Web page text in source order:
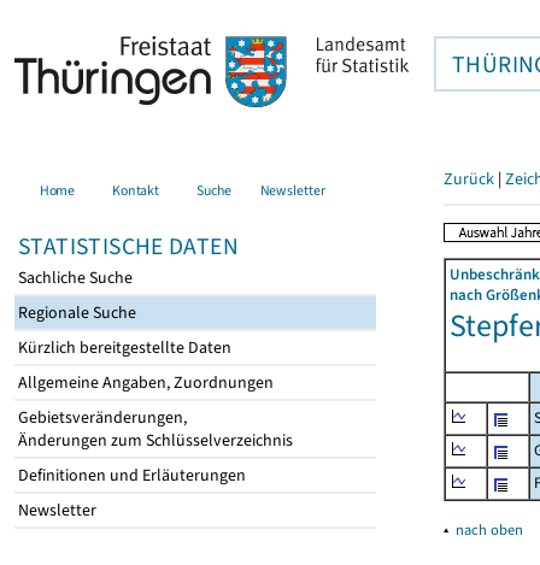
Home Kontakt Suche Newsletter
STATISTISCHE DATEN
Sachliche Suche
Regionale Suche
Kürzlich bereitgestellte Daten
Allgemeine Angaben, Zuordnungen
Gebietsveränderungen,
Änderungen zum Schlüsselverzeichnis
Definitionen und Erläuterungen
Newsletter
Zurück |
nach
▴ nach oben